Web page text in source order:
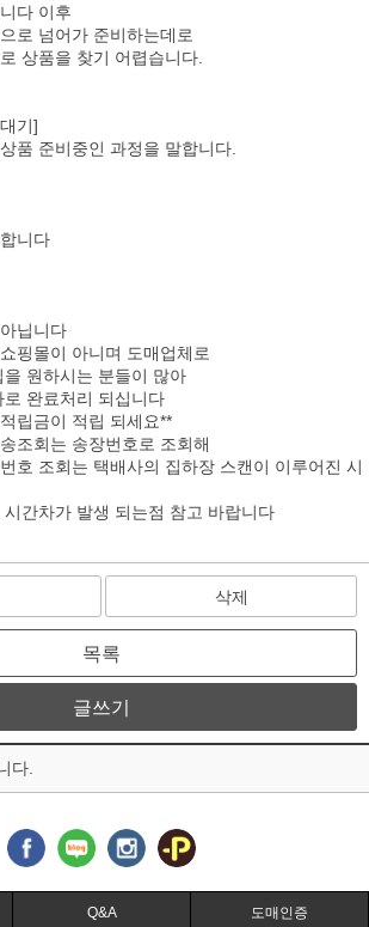
다 이후
로 넘어가 준비하는데로
상품을 찾기 어렵습니다.
기]
품 준비중인 과정을 말합니다.
니다
닙니다
핑몰이 아니며 도매업체로
원하시는 분들이 많아
완료처리 되십니다
립금이 적립 되세요**
조회는 송장번호로 조회해
호 조회는 택배사의 집하장 스캔이 이루어진 시
간차가 발생 되는점 참고 바랍니다
삭제
목록
글쓰기
다.
Q&A 도매인증